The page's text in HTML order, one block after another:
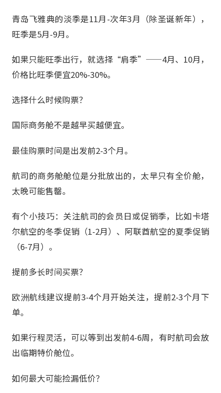
青岛飞雅典的淡季是11月-次年3月（除圣诞新年），
旺季是5月-9月。
如果只能旺季出行，就选择“肩季”——4月、10月，
价格比旺季便宜20%-30%。
选择什么时候购票？
国际商务舱不是越早买越便宜。
最佳购票时间是出发前2-3个月。
航司的商务舱舱位是分批放出的，太早只有全价舱，
太晚可能售罄。
有个小技巧：关注航司的会员日或促销季，比如卡塔
尔航空的冬季促销（1-2月）、阿联酋航空的夏季促销
（6-7月）。
提前多长时间买票？
欧洲航线建议提前3-4个月开始关注，提前2-3个月下
单。
如果行程灵活，可以等到出发前4-6周，有时航司会放
出临期特价舱位。
如何最大可能捡漏低价？